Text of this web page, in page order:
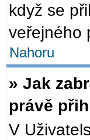
když se
veřejného
Nahoru
» Jak
právě
V